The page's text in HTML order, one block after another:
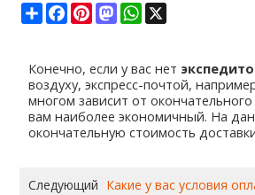
ShareFacebook
PinterestMastodonWhatsApp
Конечно, если у вас нет
воздуху, экспресс-почтой,
многом зависит от
вам наиболее экономичный. На
окончательную стоимость
Следующий Какие у вас условия